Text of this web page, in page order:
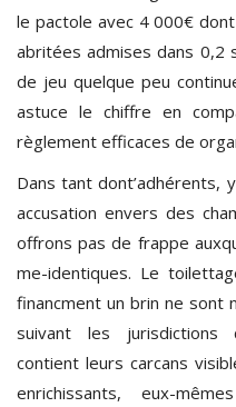
le pactole avec 4 000€
abritées admises dans 0,2
de jeu quelque peu
astuce le chiffre en
règlement efficaces de
Dans tant
accusation envers des
offrons pas de frappe
me-identiques. Le
financment un brin ne sont
suivant les jurisdictions
contient leurs carcans
enrichissants, eux-